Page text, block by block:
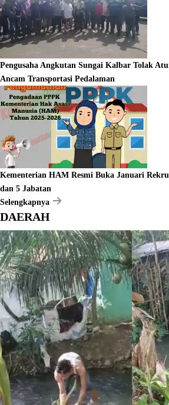
Pengusaha Angkutan Sungai Kalbar Tolak
Ancam Transportasi Pedalaman
Kementerian HAM Resmi Buka Januari
dan 5 Jabatan
Selengkapnya
DAERAH